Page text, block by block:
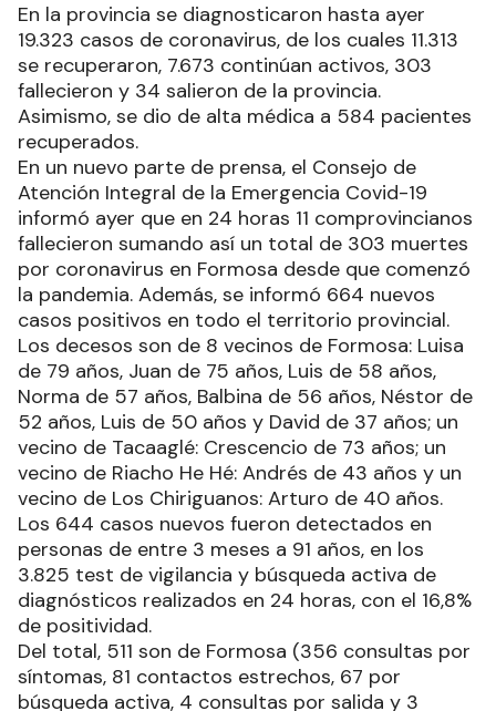
En la provincia se diagnosticaron hasta ayer
19.323 casos de coronavirus, de los cuales 11.313
se recuperaron, 7.673 continúan activos, 303
fallecieron y 34 salieron de la provincia.
Asimismo, se dio de alta médica a 584 pacientes
recuperados.
En un nuevo parte de prensa, el Consejo de
Atención Integral de la Emergencia Covid-19
informó ayer que en 24 horas 11 comprovincianos
fallecieron sumando así un total de 303 muertes
por coronavirus en Formosa desde que comenzó
la pandemia. Además, se informó 664 nuevos
casos positivos en todo el territorio provincial.
Los decesos son de 8 vecinos de Formosa: Luisa
de 79 años, Juan de 75 años, Luis de 58 años,
Norma de 57 años, Balbina de 56 años, Néstor de
52 años, Luis de 50 años y David de 37 años; un
vecino de Tacaaglé: Crescencio de 73 años; un
vecino de Riacho He Hé: Andrés de 43 años y un
vecino de Los Chiriguanos: Arturo de 40 años.
Los 644 casos nuevos fueron detectados en
personas de entre 3 meses a 91 años, en los
3.825 test de vigilancia y búsqueda activa de
diagnósticos realizados en 24 horas, con el 16,8%
de positividad.
Del total, 511 son de Formosa (356 consultas por
síntomas, 81 contactos estrechos, 67 por
búsqueda activa, 4 consultas por salida y 3